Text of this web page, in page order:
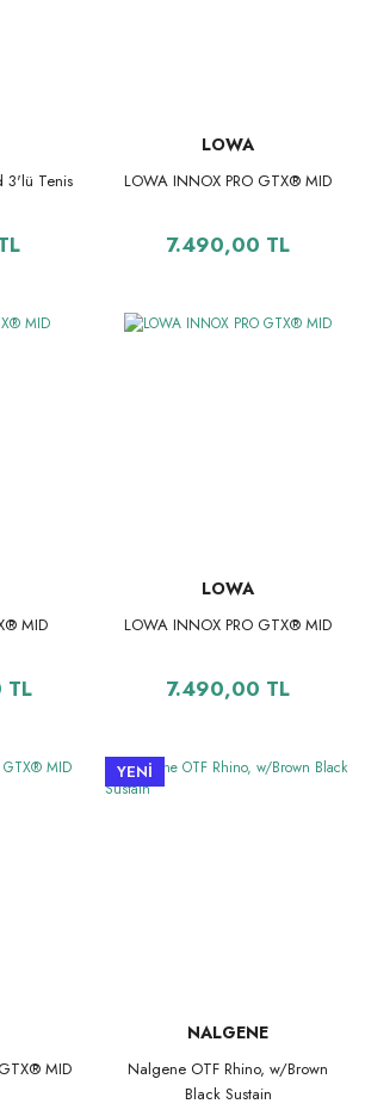
3'lü Tenis
LOWA
LOWA INNOX PRO GTX® MID
7.490,00 TL
MID
LOWA
LOWA INNOX PRO GTX® MID
7.490,00 TL
MID
YENİ
NALGENE
Nalgene OTF Rhino, w/Brown
Black Sustain